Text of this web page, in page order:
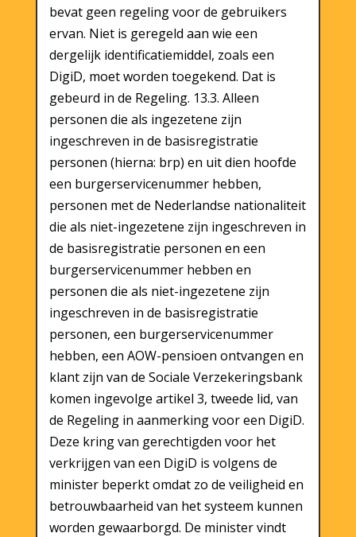
bevat geen regeling voor de gebruikers
ervan. Niet is geregeld aan wie een
dergelijk identificatiemiddel, zoals een
DigiD, moet worden toegekend. Dat is
gebeurd in de Regeling. 13.3. Alleen
personen die als ingezetene zijn
ingeschreven in de basisregistratie
personen (hierna: brp) en uit dien hoofde
een burgerservicenummer hebben,
personen met de Nederlandse nationaliteit
die als niet-ingezetene zijn ingeschreven in
de basisregistratie personen en een
burgerservicenummer hebben en
personen die als niet-ingezetene zijn
ingeschreven in de basisregistratie
personen, een burgerservicenummer
hebben, een AOW-pensioen ontvangen en
klant zijn van de Sociale Verzekeringsbank
komen ingevolge artikel 3, tweede lid, van
de Regeling in aanmerking voor een DigiD.
Deze kring van gerechtigden voor het
verkrijgen van een DigiD is volgens de
minister beperkt omdat zo de veiligheid en
betrouwbaarheid van het systeem kunnen
worden gewaarborgd. De minister vindt